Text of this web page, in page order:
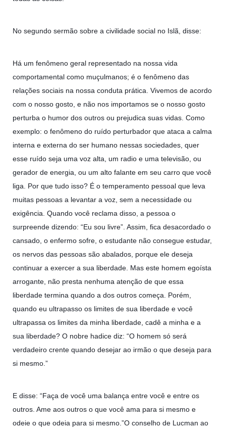
No segundo sermão sobre a civilidade social no Islã, disse:
Há um fenômeno geral representado na nossa vida
comportamental como muçulmanos; é o fenômeno das
relações sociais na nossa conduta prática. Vivemos de acordo
com o nosso gosto, e não nos importamos se o nosso gosto
perturba o humor dos outros ou prejudica suas vidas. Como
exemplo: o fenômeno do ruído perturbador que ataca a calma
interna e externa do ser humano nessas sociedades, quer
esse ruído seja uma voz alta, um radio e uma televisão, ou
gerador de energia, ou um alto falante em seu carro que você
liga. Por que tudo isso? É o temperamento pessoal que leva
muitas pessoas a levantar a voz, sem a necessidade ou
exigência. Quando você reclama disso, a pessoa o
surpreende dizendo: “Eu sou livre”. Assim, fica desacordado o
cansado, o enfermo sofre, o estudante não consegue estudar,
os nervos das pessoas são abalados, porque ele deseja
continuar a exercer a sua liberdade. Mas este homem egoísta
arrogante, não presta nenhuma atenção de que essa
liberdade termina quando a dos outros começa. Porém,
quando eu ultrapasso os limites de sua liberdade e você
ultrapassa os limites da minha liberdade, cadê a minha e a
sua liberdade? O nobre hadice diz: “O homem só será
verdadeiro crente quando desejar ao irmão o que deseja para
si mesmo.”
E disse: “Faça de você uma balança entre você e entre os
outros. Ame aos outros o que você ama para si mesmo e
odeie o que odeia para si mesmo.”O conselho de Lucman ao